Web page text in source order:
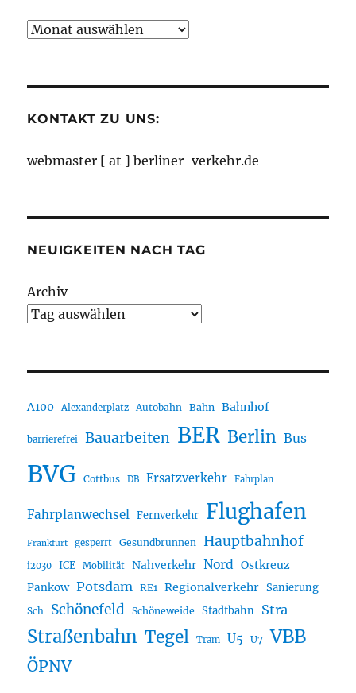
Neuigkeiten
KONTAKT ZU UNS:
webmaster [ at ] berliner-verkehr.de
NEUIGKEITEN NACH TAG
Archiv
A100 Alexanderplatz Autobahn Bahn Bahnhof
barrierefrei Bauarbeiten BER Berlin Bus
BVG Cottbus DB Ersatzverkehr Fahrplan
Fahrplanwechsel Fernverkehr Flughafen
Frankfurt gesperrt Gesundbrunnen Hauptbahnhof
i2030 ICE Mobilität Nahverkehr Nord Ostkreuz
Pankow Potsdam RE1 Regionalverkehr Sanierung
Sch Schönefeld Schöneweide Stadtbahn Stra
Straßenbahn Tegel Tram U5 U7 VBB
ÖPNV